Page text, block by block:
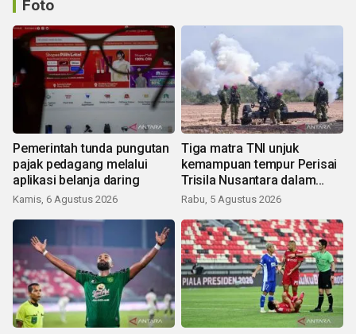
Foto
Pemerintah tunda pungutan
pajak pedagang melalui
aplikasi belanja daring
Kamis, 6 Agustus 2026
Tiga matra TNI unjuk
kemampuan tempur Perisai
Trisila Nusantara dalam
latihan di Kepri
Rabu, 5 Agustus 2026